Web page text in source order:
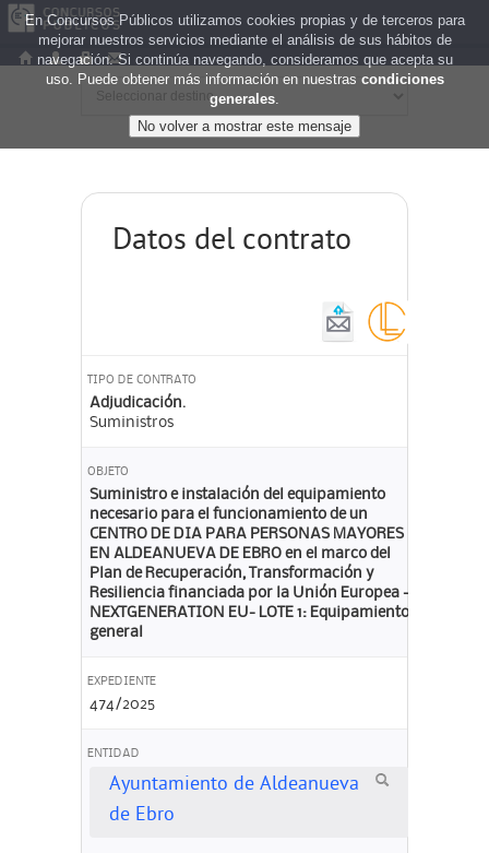
Datos del contrato
TIPO DE CONTRATO
Adjudicación.
Suministros
OBJETO
Suministro e instalación del equipamiento
necesario para el funcionamiento de un
CENTRO DE DIA PARA PERSONAS MAYORES
EN ALDEANUEVA DE EBRO en el marco del
Plan de Recuperación, Transformación y
Resiliencia financiada por la Unión Europea -
NEXTGENERATION EU- LOTE 1: Equipamiento
general
EXPEDIENTE
474/2025
ENTIDAD
Ayuntamiento de Aldeanueva
de Ebro
En Concursos Públicos utilizamos cookies propias y de terceros para
mejorar nuestros servicios mediante el análisis de sus hábitos de
navegación. Si continúa navegando, consideramos que acepta su
uso. Puede obtener más información en nuestras condiciones
generales.